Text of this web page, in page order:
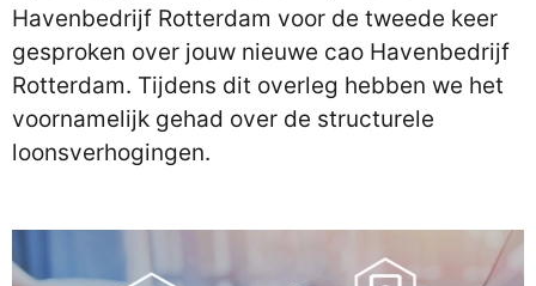
Havenbedrijf Rotterdam voor de tweede keer
gesproken over jouw nieuwe cao Havenbedrijf
Rotterdam. Tijdens dit overleg hebben we het
voornamelijk gehad over de structurele
loonsverhogingen.